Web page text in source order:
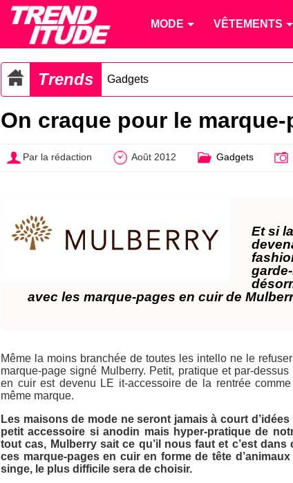
MODE VÊTEMENTS
Trends Gadgets
On craque pour le
Par la rédaction Août 2012 Gadgets
Et si
avec les marque-pages en cuir de
Même la moins branchée de toutes les intello ne le
marque-page signé Mulberry. Petit, pratique et par-
en cuir est devenu LE it-accessoire de la rentrée comme
même marque.
Les maisons de mode ne seront jamais à court
petit accessoire si anodin mais hyper-pratique de
tout cas, Mulberry sait ce qu’il nous faut et c’est dans
ces marque-pages en cuir en forme de tête
singe, le plus difficile sera de choisir.